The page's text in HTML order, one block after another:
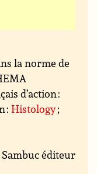
la norme de
d’action :
:Histology;
Sambuc éditeur